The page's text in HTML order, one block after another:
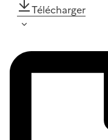
Télécharger